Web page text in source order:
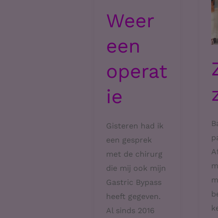
Weer
een
operat
ie
Gisteren had ik
een gesprek
met de chirurg
die mij ook mijn
Gastric Bypass
heeft gegeven.
Al sinds 2016